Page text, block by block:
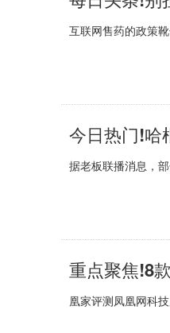
互联网售药的政策
今日热门!哈
据老板联播消息，
重点聚焦!8
凰家评测凤凰网科